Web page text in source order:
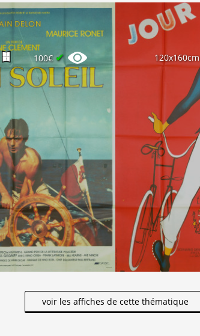
100€ ✔ 120x160cm
voir les affiches de cette thématique